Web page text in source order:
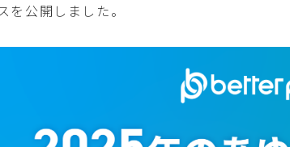
を公開しました。